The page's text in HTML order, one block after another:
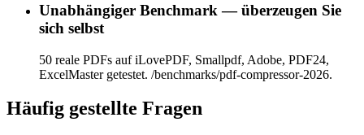
Unabhängiger Benchmark — überzeugen Sie
sich selbst
50 reale PDFs auf iLovePDF, Smallpdf, Adobe, PDF24,
ExcelMaster getestet. /benchmarks/pdf-compressor-2026.
Häufig gestellte Fragen